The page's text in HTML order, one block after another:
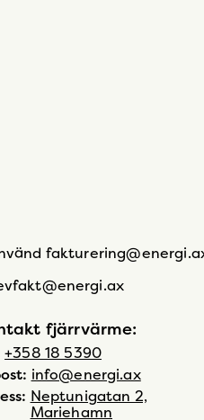
fjärrvärme:
+358 18 5390
info@energi.ax
Neptunigatan 2,
Mariehamn